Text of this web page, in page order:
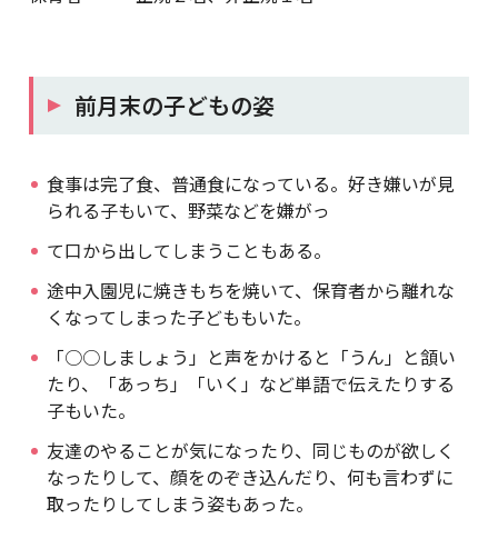
前月末の子どもの姿
食事は完了食、普通食になっている。好き嫌いが見
られる子もいて、野菜などを嫌がっ
て口から出してしまうこともある。
途中入園児に焼きもちを焼いて、保育者から離れな
くなってしまった子どももいた。
「○○しましょう」と声をかけると「うん」と頷い
たり、「あっち」「いく」など単語で伝えたりする
子もいた。
友達のやることが気になったり、同じものが欲しく
なったりして、顔をのぞき込んだり、何も言わずに
取ったりしてしまう姿もあった。